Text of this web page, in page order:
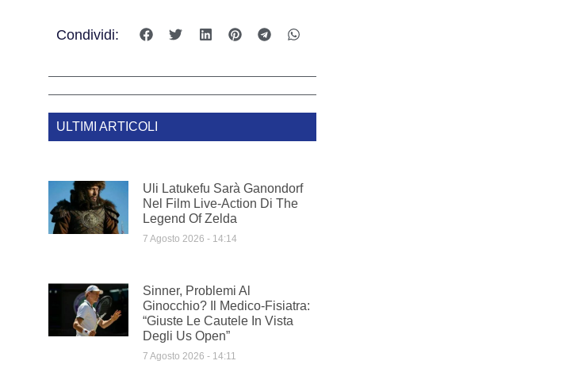
Condividi:
ULTIMI ARTICOLI
Uli Latukefu Sarà Ganondorf
Nel Film Live-Action Di The
Legend Of Zelda
7 Agosto 2026 14:14
Sinner, Problemi Al
Ginocchio? Il Medico-Fisiatra:
“Giuste Le Cautele In Vista
Degli Us Open”
7 Agosto 2026 14:11